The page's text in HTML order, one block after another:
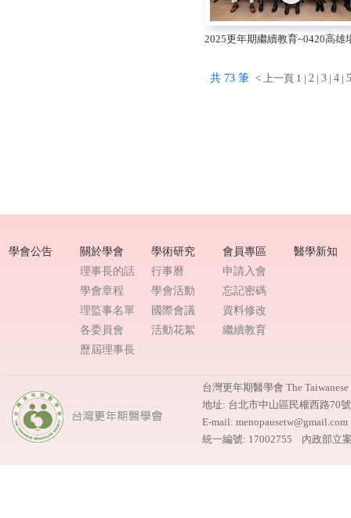
2025更年期繼續教育~0420高雄
共 73 筆 < 上一頁 1 | 2| 3| 4| 5
學會公告
關於學會
理事長的話
學會章程
理監事名單
各委員會
歷屆理事長
學術研究
行事曆
學會活動
國際會議
活動花絮
會員專區
申請入會
忘記密碼
資料修改
繼續教育
醫學新知
台灣更年期醫學會 The
地址: 台北市中山區民權西路70
E-mail:
統一編號: 17002755 內政部立